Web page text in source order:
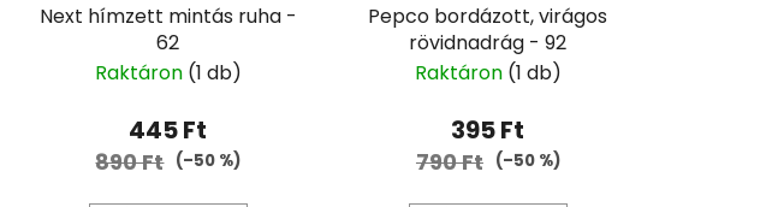
Next hímzett mintás ruha -
62
Raktáron (1 db)
445 Ft
890 Ft (–50 %)
Pepco bordázott, virágos
rövidnadrág - 92
Raktáron (1 db)
395 Ft
790 Ft (–50 %)